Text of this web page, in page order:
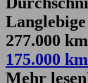
277.000
175.000 km
Mehr lesen